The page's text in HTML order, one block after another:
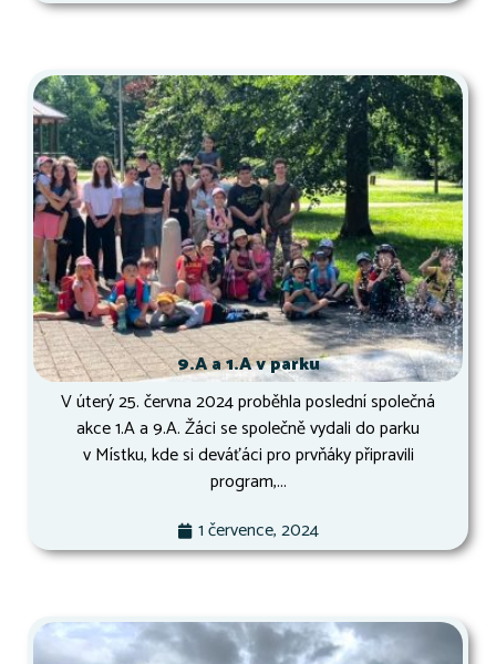
9.A a 1.A v parku
V úterý 25. června 2024 proběhla poslední společná
akce 1.A a 9.A. Žáci se společně vydali do parku
v Místku, kde si deváťáci pro prvňáky připravili
program,...
1 července, 2024